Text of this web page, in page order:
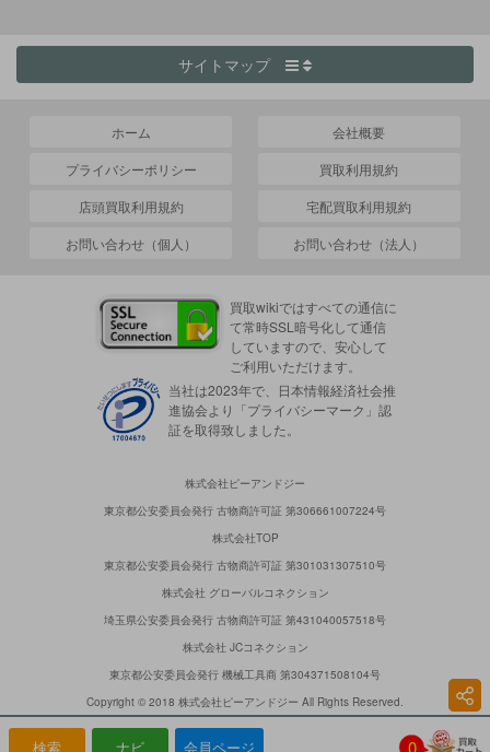
検索 ナビ 会員ページ 0
サイトマップ
ホーム
会社概要
プライバシーポリシー
買取利用規約
店頭買取利用規約
宅配買取利用規約
お問い合わせ（個人）
お問い合わせ（法人）
買取wikiではすべての通信に
て常時SSL暗号化して通信
していますので、安心して
ご利用いただけます。
当社は2023年で、日本情報経済社会推
進協会より「プライバシーマーク」認
証を取得致しました。
株式会社ピーアンドジー
東京都公安委員会発行 古物商許可証 第306661007224号
株式会社TOP
東京都公安委員会発行 古物商許可証 第301031307510号
株式会社 グローバルコネクション
埼玉県公安委員会発行 古物商許可証 第431040057518号
株式会社 JCコネクション
東京都公安委員会発行 機械工具商 第304371508104号
Copyright © 2018 株式会社ピーアンドジー All Rights Reserved.